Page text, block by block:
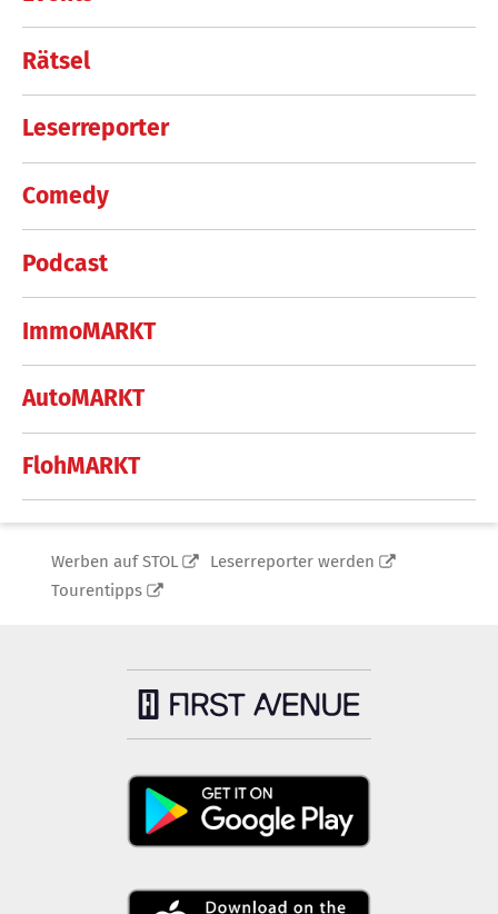
Rätsel
Leserreporter
Comedy
Podcast
ImmoMARKT
AutoMARKT
FlohMARKT
Werben auf STOL
Leserreporter werden
Tourentipps